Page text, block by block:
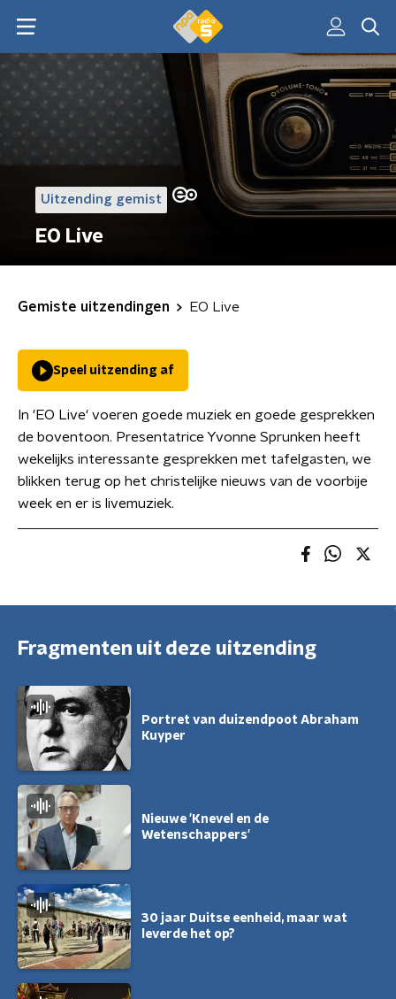
Uitzending gemist
EO Live
Gemiste uitzendingen EO Live
Speel uitzending af
In 'EO Live' voeren goede muziek en goede gesprekken
de boventoon. Presentatrice Yvonne Sprunken heeft
wekelijks interessante gesprekken met tafelgasten, we
blikken terug op het christelijke nieuws van de voorbije
week en er is livemuziek.
Fragmenten uit deze uitzending
Portret van duizendpoot Abraham
Kuyper
Nieuwe 'Knevel en de
Wetenschappers'
30 jaar Duitse eenheid, maar wat
leverde het op?